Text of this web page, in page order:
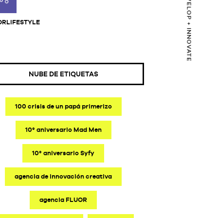
NUBE DE ETIQUETAS
100 crisis de un papá primerizo
10º aniversario Mad Men
10º aniversario Syfy
agencia de innovación creativa
agencia FLUOR